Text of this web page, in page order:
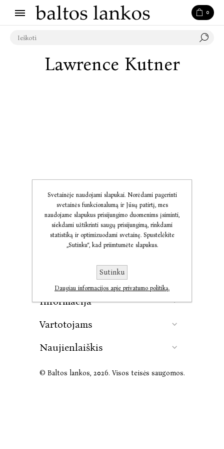
0
Lawrence Kutner
Informacija
Vartotojams
Naujienlaiškis
© Baltos lankos, 2026. Visos teisės saugomos.
Svetainėje naudojami slapukai. Norėdami pagerinti
svetainės funkcionalumą ir Jūsų patirtį, mes
naudojame slapukus prisijungimo duomenims įsiminti,
siekdami užtikrinti saugų prisijungimą, rinkdami
statistiką ir optimizuodami svetainę. Spustelėkite
„Sutinku“, kad priimtumėte slapukus.
Sutinku
Daugiau informacijos apie privatumo politiką.